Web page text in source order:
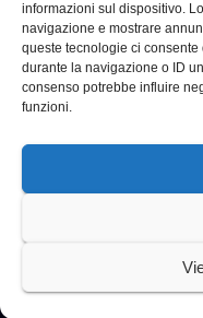
informazioni sul dispositivo.
navigazione e mostrare
queste tecnologie ci
durante la navigazione o ID
consenso potrebbe influire
funzioni.
Proudly powered by